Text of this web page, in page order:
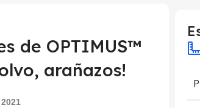
de OPTIMUS™
arañazos!